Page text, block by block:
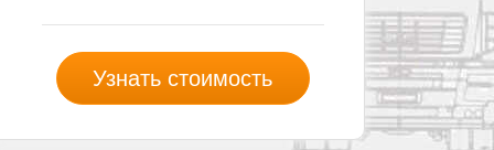
Узнать стоимость